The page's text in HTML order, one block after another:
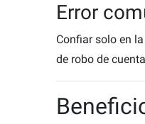
Error
Confiar solo en
de robo de